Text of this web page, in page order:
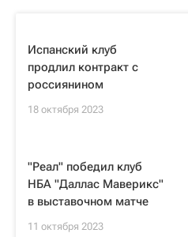
Испанский клуб
продлил контракт с
россиянином
18 октября 2023
"Реал" победил клуб
НБА "Даллас Маверикс"
в выставочном матче
11 октября 2023